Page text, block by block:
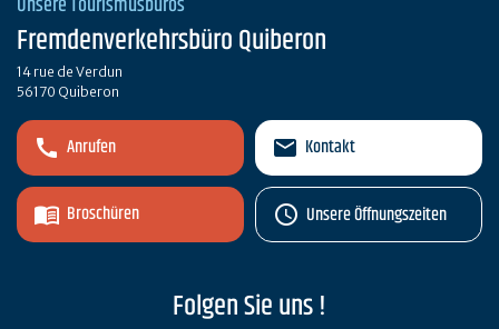
Fremdenverkehrsbüro Quiberon
14 rue de Verdun
56170 Quiberon
Anrufen
Broschüren
Kontakt
Unsere Öffnungszeiten
Folgen Sie uns !